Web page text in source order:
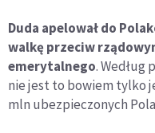
Duda apelował do
walkę przeciw
emerytalnego. Według
nie jest to bowiem tylko
mln ubezpieczonych